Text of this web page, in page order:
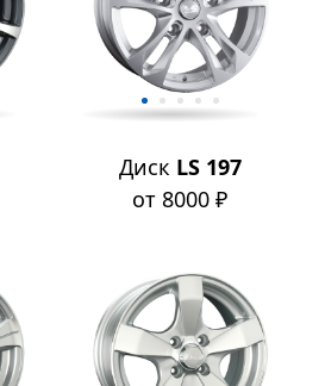
Диск LS 197
от 8000 ₽